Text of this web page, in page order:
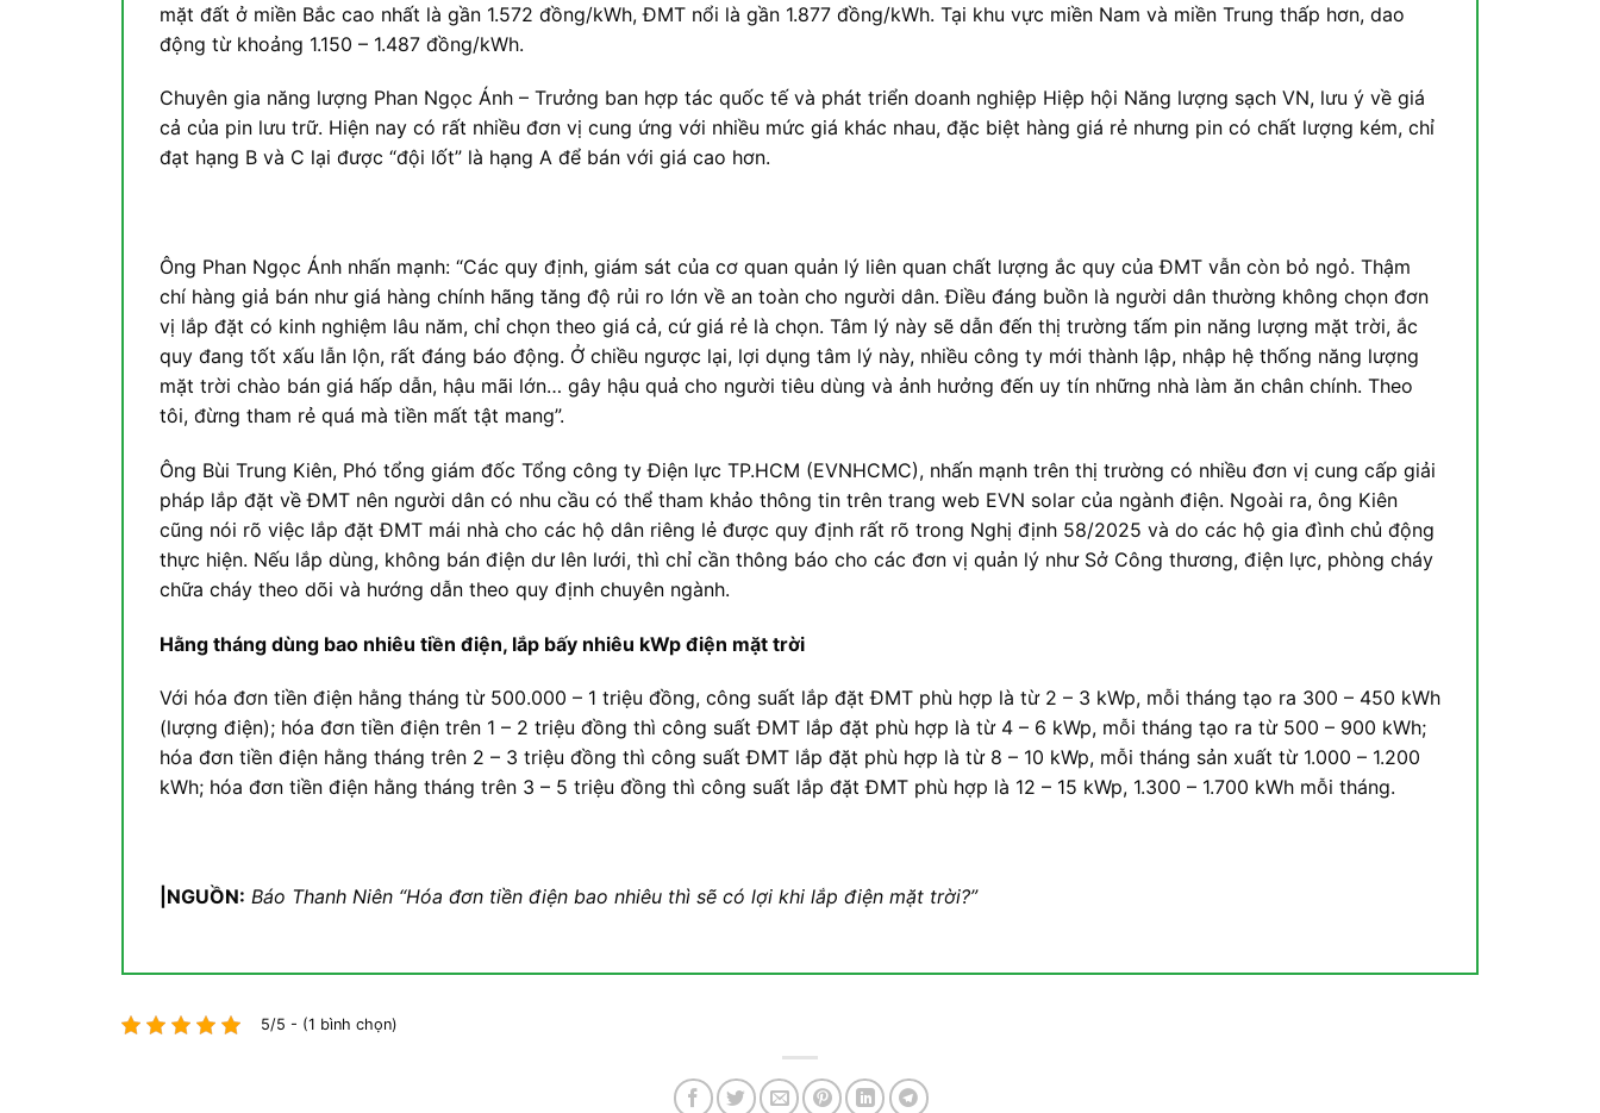
mặt đất ở miền Bắc cao nhất là gần 1.572 đồng/kWh, ĐMT nổi là gần 1.877 đồng/kWh. Tại khu vực miền Nam và miền Trung thấp hơn, dao
động từ khoảng 1.150 – 1.487 đồng/kWh.
Chuyên gia năng lượng Phan Ngọc Ánh – Trưởng ban hợp tác quốc tế và phát triển doanh nghiệp Hiệp hội Năng lượng sạch VN, lưu ý về giá
cả của pin lưu trữ. Hiện nay có rất nhiều đơn vị cung ứng với nhiều mức giá khác nhau, đặc biệt hàng giá rẻ nhưng pin có chất lượng kém, chỉ
đạt hạng B và C lại được “đội lốt” là hạng A để bán với giá cao hơn.
Ông Phan Ngọc Ánh nhấn mạnh: “Các quy định, giám sát của cơ quan quản lý liên quan chất lượng ắc quy của ĐMT vẫn còn bỏ ngỏ. Thậm
chí hàng giả bán như giá hàng chính hãng tăng độ rủi ro lớn về an toàn cho người dân. Điều đáng buồn là người dân thường không chọn đơn
vị lắp đặt có kinh nghiệm lâu năm, chỉ chọn theo giá cả, cứ giá rẻ là chọn. Tâm lý này sẽ dẫn đến thị trường tấm pin năng lượng mặt trời, ắc
quy đang tốt xấu lẫn lộn, rất đáng báo động. Ở chiều ngược lại, lợi dụng tâm lý này, nhiều công ty mới thành lập, nhập hệ thống năng lượng
mặt trời chào bán giá hấp dẫn, hậu mãi lớn… gây hậu quả cho người tiêu dùng và ảnh hưởng đến uy tín những nhà làm ăn chân chính. Theo
tôi, đừng tham rẻ quá mà tiền mất tật mang”.
Ông Bùi Trung Kiên, Phó tổng giám đốc Tổng công ty Điện lực TP.HCM (EVNHCMC), nhấn mạnh trên thị trường có nhiều đơn vị cung cấp giải
pháp lắp đặt về ĐMT nên người dân có nhu cầu có thể tham khảo thông tin trên trang web EVN solar của ngành điện. Ngoài ra, ông Kiên
cũng nói rõ việc lắp đặt ĐMT mái nhà cho các hộ dân riêng lẻ được quy định rất rõ trong Nghị định 58/2025 và do các hộ gia đình chủ động
thực hiện. Nếu lắp dùng, không bán điện dư lên lưới, thì chỉ cần thông báo cho các đơn vị quản lý như Sở Công thương, điện lực, phòng cháy
chữa cháy theo dõi và hướng dẫn theo quy định chuyên ngành.
Hằng tháng dùng bao nhiêu tiền điện, lắp bấy nhiêu kWp điện mặt trời
Với hóa đơn tiền điện hằng tháng từ 500.000 – 1 triệu đồng, công suất lắp đặt ĐMT phù hợp là từ 2 – 3 kWp, mỗi tháng tạo ra 300 – 450 kWh
(lượng điện); hóa đơn tiền điện trên 1 – 2 triệu đồng thì công suất ĐMT lắp đặt phù hợp là từ 4 – 6 kWp, mỗi tháng tạo ra từ 500 – 900 kWh;
hóa đơn tiền điện hằng tháng trên 2 – 3 triệu đồng thì công suất ĐMT lắp đặt phù hợp là từ 8 – 10 kWp, mỗi tháng sản xuất từ 1.000 – 1.200
kWh; hóa đơn tiền điện hằng tháng trên 3 – 5 triệu đồng thì công suất lắp đặt ĐMT phù hợp là 12 – 15 kWp, 1.300 – 1.700 kWh mỗi tháng.
|NGUỒN: Báo Thanh Niên “Hóa đơn tiền điện bao nhiêu thì sẽ có lợi khi lắp điện mặt trời?”
5/5 - (1 bình chọn)